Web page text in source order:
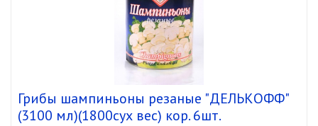
Грибы шампиньоны резаные "ДЕЛЬКОФФ"
(3100 мл)(1800сух вес) кор. 6шт.